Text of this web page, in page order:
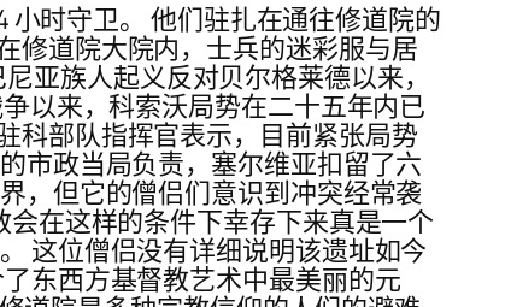
时守卫。 他们驻扎在通往修道院的
修道院大院内，士兵的迷彩服与居
亚族人起义反对贝尔格莱德以来，
以来，科索沃局势在二十五年内已
科部队指挥官表示，目前紧张局势
市政当局负责，塞尔维亚扣留了六
，但它的僧侣们意识到冲突经常袭
在这样的条件下幸存下来真是一个
这位僧侣没有详细说明该遗址如今
东西方基督教艺术中最美丽的元